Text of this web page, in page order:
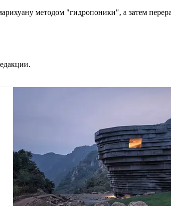
методом "гидропоники", а затем